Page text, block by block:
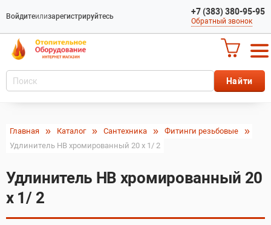
Войдитеилизарегистрируйтесь +7 (383) 380-95-95
Обратный звонок
Главная Каталог Сантехника
Фитинги резьбовые
Удлинитель HВ хромированный 20 x 1/ 2
Удлинитель HВ хромированный 20
x 1/ 2